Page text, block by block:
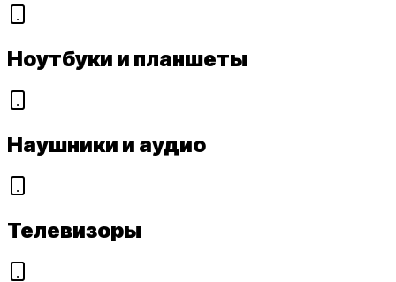
Ноутбуки и планшеты
Наушники и аудио
Телевизоры